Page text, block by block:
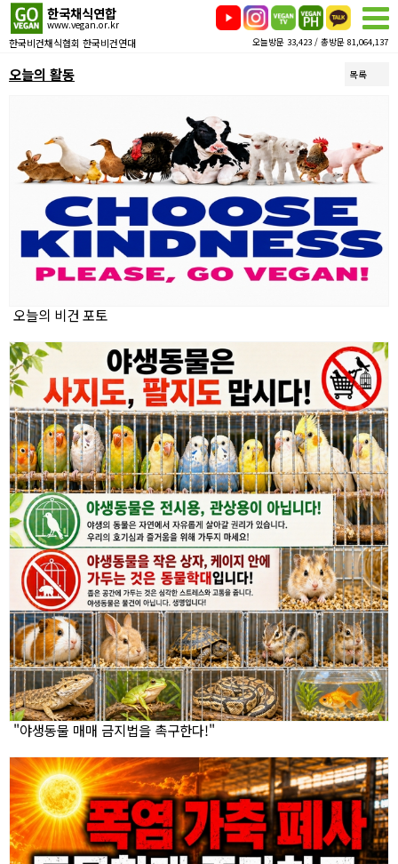
한국채식연합
www.vegan.or.kr
한국비건채식협회 한국비건연대 오늘방문 33,423 / 총방문 81,064,137
오늘의 활동 목록
오늘의 비건 포토
"야생동물 매매 금지법을 촉구한다!"